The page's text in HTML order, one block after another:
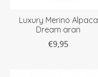
Luxury Merino Alpaca
Dream aran
€9,95